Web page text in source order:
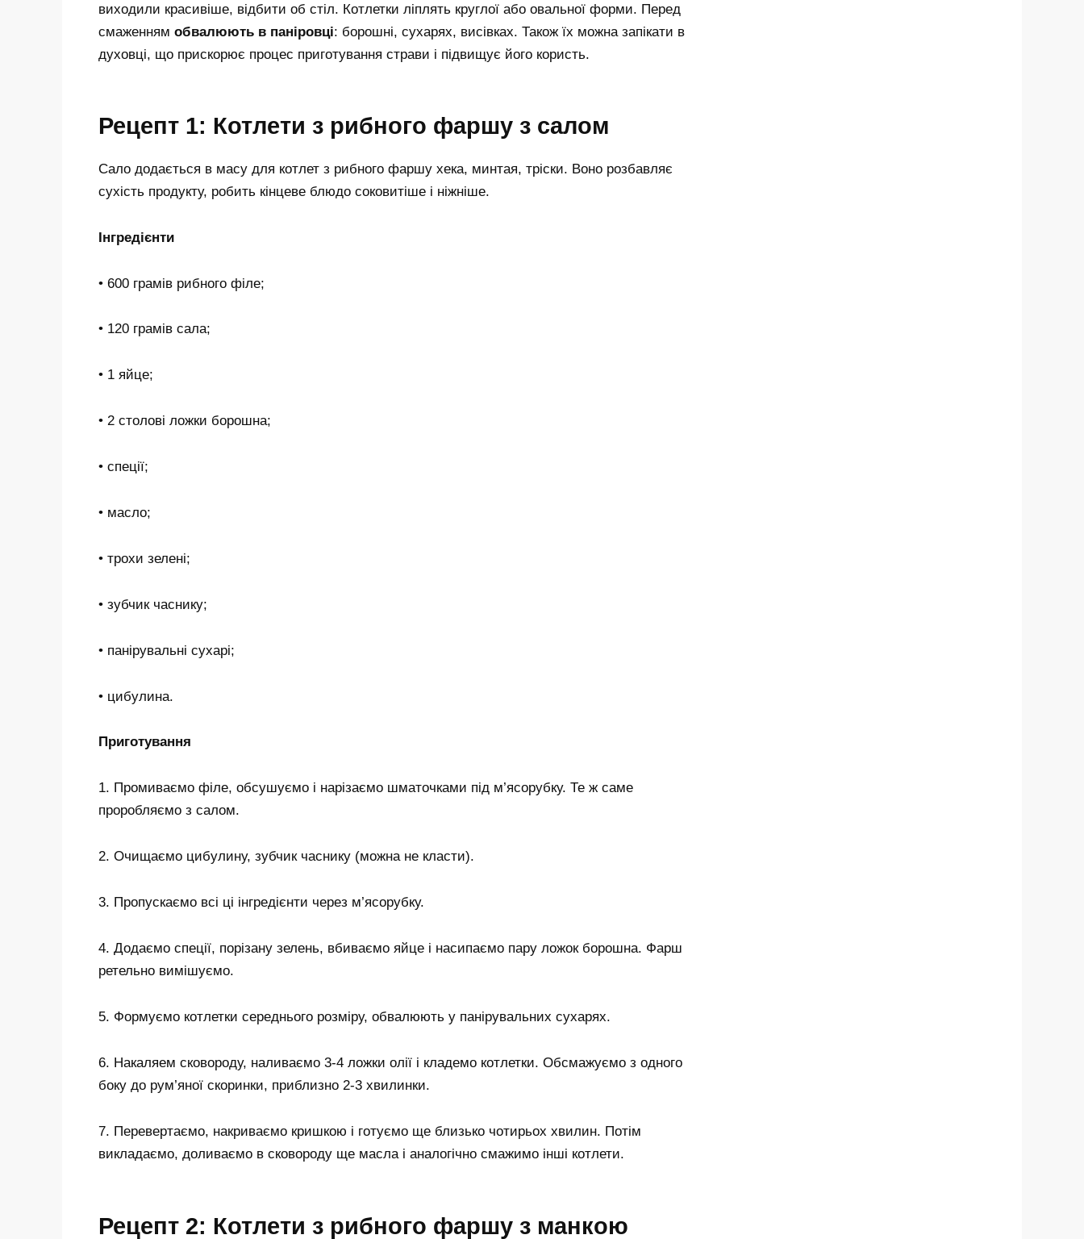
виходили красивіше, відбити об стіл. Котлетки ліплять круглої або овальної форми. Перед
смаженням обвалюють в паніровці: борошні, сухарях, висівках. Також їх можна запікати в
духовці, що прискорює процес приготування страви і підвищує його користь.
Рецепт 1: Котлети з рибного фаршу з салом
Сало додається в масу для котлет з рибного фаршу хека, минтая, тріски. Воно розбавляє
сухість продукту, робить кінцеве блюдо соковитіше і ніжніше.
Інгредієнти
• 600 грамів рибного філе;
• 120 грамів сала;
• 1 яйце;
• 2 столові ложки борошна;
• спеції;
• масло;
• трохи зелені;
• зубчик часнику;
• панірувальні сухарі;
• цибулина.
Приготування
1. Промиваємо філе, обсушуємо і нарізаємо шматочками під м’ясорубку. Те ж саме
проробляємо з салом.
2. Очищаємо цибулину, зубчик часнику (можна не класти).
3. Пропускаємо всі ці інгредієнти через м’ясорубку.
4. Додаємо спеції, порізану зелень, вбиваємо яйце і насипаємо пару ложок борошна. Фарш
ретельно вимішуємо.
5. Формуємо котлетки середнього розміру, обвалюють у панірувальних сухарях.
6. Накаляем сковороду, наливаємо 3-4 ложки олії і кладемо котлетки. Обсмажуємо з одного
боку до рум’яної скоринки, приблизно 2-3 хвилинки.
7. Перевертаємо, накриваємо кришкою і готуємо ще близько чотирьох хвилин. Потім
викладаємо, доливаємо в сковороду ще масла і аналогічно смажимо інші котлети.
Рецепт 2: Котлети з рибного фаршу з манкою